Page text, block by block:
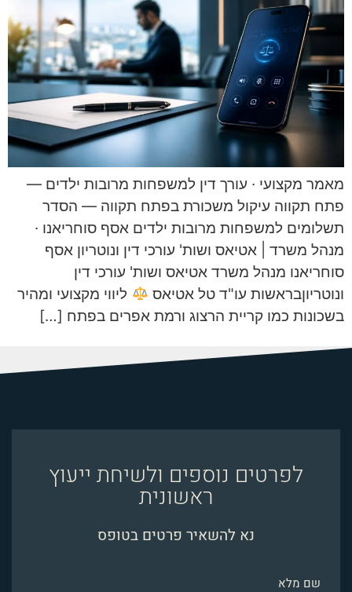
מאמר מקצועי · עורך דין למשפחות מרובות ילדים —
פתח תקווה עיקול משכורת בפתח תקווה — הסדר
תשלומים למשפחות מרובות ילדים אסף סוחריאנו ·
מנהל משרד | אטיאס ושות' עורכי דין ונוטריון אסף
סוחריאנו מנהל משרד אטיאס ושות' עורכי דין
ונוטריוןבראשות עו"ד טל אטיאס
ליווי מקצועי ומהיר
בשכונות כמו קריית הרצוג ורמת אפרים בפתח […]
לפרטים נוספים ולשיחת ייעוץ
ראשונית
נא להשאיר פרטים בטופס
שם מלא